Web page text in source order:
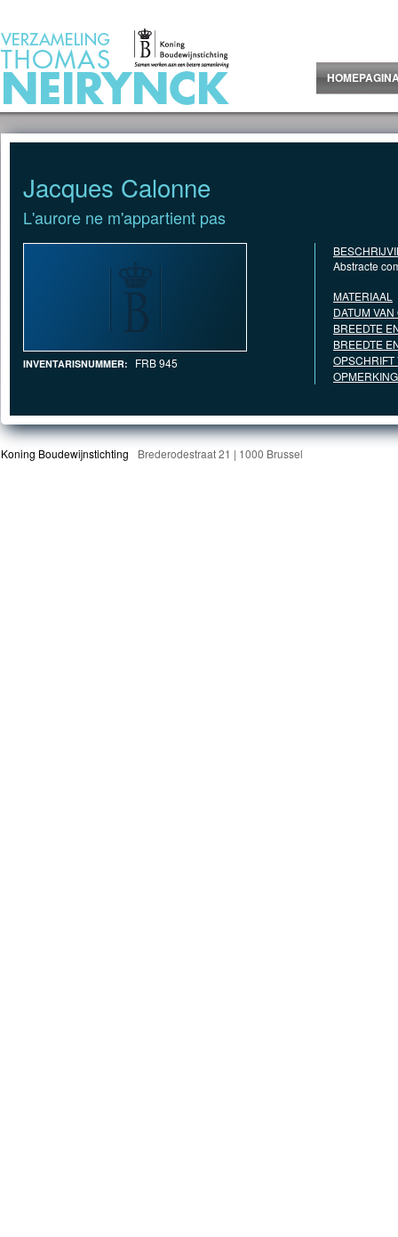
Jacques Calonne
L'aurore ne m'appartient pas
INVENTARISNUMMER: FRB 945
Abstracte
MATERIAAL
DATUM
BREEDTE
BREEDTE
OPSCHRIFT
Koning Boudewijnstichting Brederodestraat 21 | 1000 Brussel